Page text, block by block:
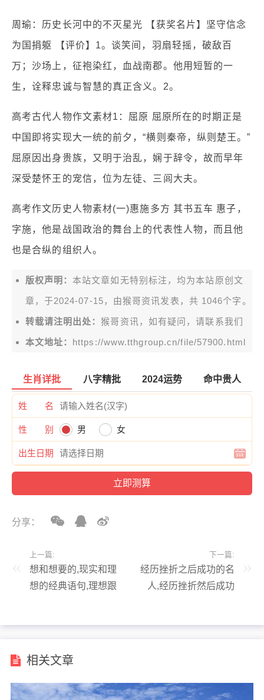
周瑜：历史长河中的不灭星光 【获奖名片】坚守信念
为国捐躯 【评价】1。谈笑间，羽扇轻摇，破敌百
万；沙场上，征袍染红，血战南郡。他用短暂的一
生，诠释忠诚与智慧的真正含义。2。
高考古代人物作文素材1：屈原 屈原所在的时期正是
中国即将实现大一统的前夕，“横则秦帝，纵则楚王。”
屈原因出身贵族，又明于治乱，娴于辞令，故而早年
深受楚怀王的宠信，位为左徒、三闾大夫。
高考作文历史人物素材(一)惠施多方 其书五车 惠子，
字施，他是战国政治的舞台上的代表性人物，而且他
也是合纵的组织人。
版权声明： 本站文章如无特别标注，均为本站原创文
章，于2024-07-15，由猴哥资讯 发表，共 1046个字。
转载请注明出处：猴哥资讯，如有疑问，请联系我们
本文地址： https://www.tthgroup.cn/file/57900.html
生肖详批 八字精批 2024运势 命中贵人
姓 名
性 别 男 女
出生日期
分享：
上一篇:
想和想要的,现实和理
想的经典语句,理想跟
下一篇:
经历挫折之后成功的名
人,经历挫折然后成功
相关文章